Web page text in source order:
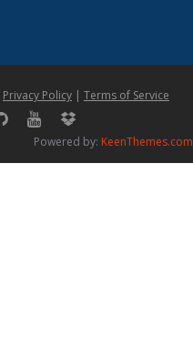
Privacy Policy | Terms of Service
Powered by: KeenThemes.com